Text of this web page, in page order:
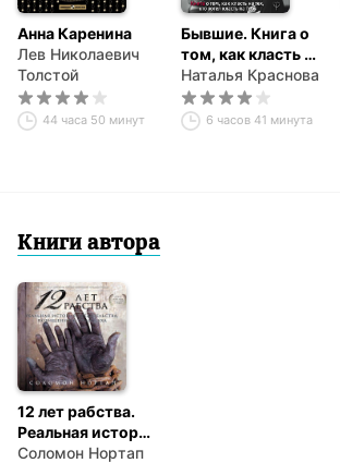
Анна Каренина
Лев Николаевич
Толстой
44 часа 50 минут
Бывшие. Книга о
том, как класть на
тех, кто хотел
класть на тебя
Наталья Краснова
6 часов 41 минута
Книги автора
12 лет рабства.
Реальная история
предательства,
Соломон Нортап